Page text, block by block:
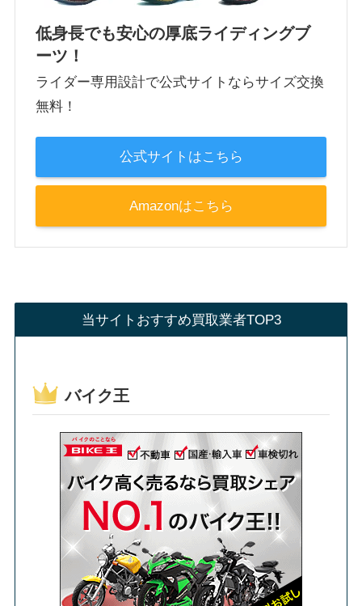
低身長でも安心の厚底ライディングブ
ーツ！
ライダー専用設計で公式サイトならサイズ交換
無料！
公式サイトはこちら
Amazonはこちら
当サイトおすすめ買取業者TOP3
バイク王